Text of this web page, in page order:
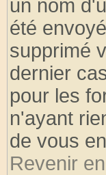
un nom
été
supprimé
dernier
pour les
n'ayant
de vous
Revenir